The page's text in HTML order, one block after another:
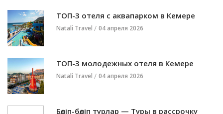
ТОП-3 отеля с аквапарком в Кемере
Natali Travel 04 апреля 2026
ТОП-3 молодежных отеля в Кемере
Natali Travel 04 апреля 2026
Бөліп-бөліп турлар — Туры в рассрочку